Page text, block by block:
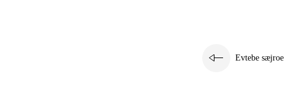
Evtebe sæjroe